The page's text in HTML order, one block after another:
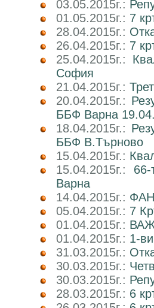
03.05.2015г.:
01.05.2015г.: 7
28.04.2015г.:
26.04.2015г.: 7
25.04.2015г.:
София
21.04.2015г.:
20.04.2015г.:
ББФ Варна
18.04.2015г.:
ББФ В.Търново
15.04.2015г.:
15.04.2015г.:
Варна
14.04.2015г.:
05.04.2015г.: 7
01.04.2015г.:
01.04.2015г.: 1-
31.03.2015г.:
30.03.2015г.:
30.03.2015г.:
28.03.2015г.: 6